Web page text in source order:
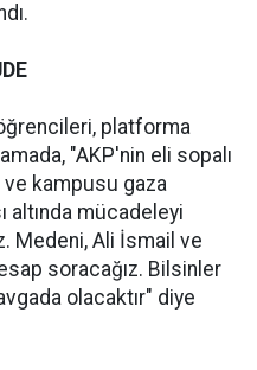
öğrencileri, platforma
"AKP'nin eli sopalı
ve kampusu gaza
altında mücadeleyi
Medeni, Ali İsmail ve
soracağız. Bilsinler
olacaktır" diye